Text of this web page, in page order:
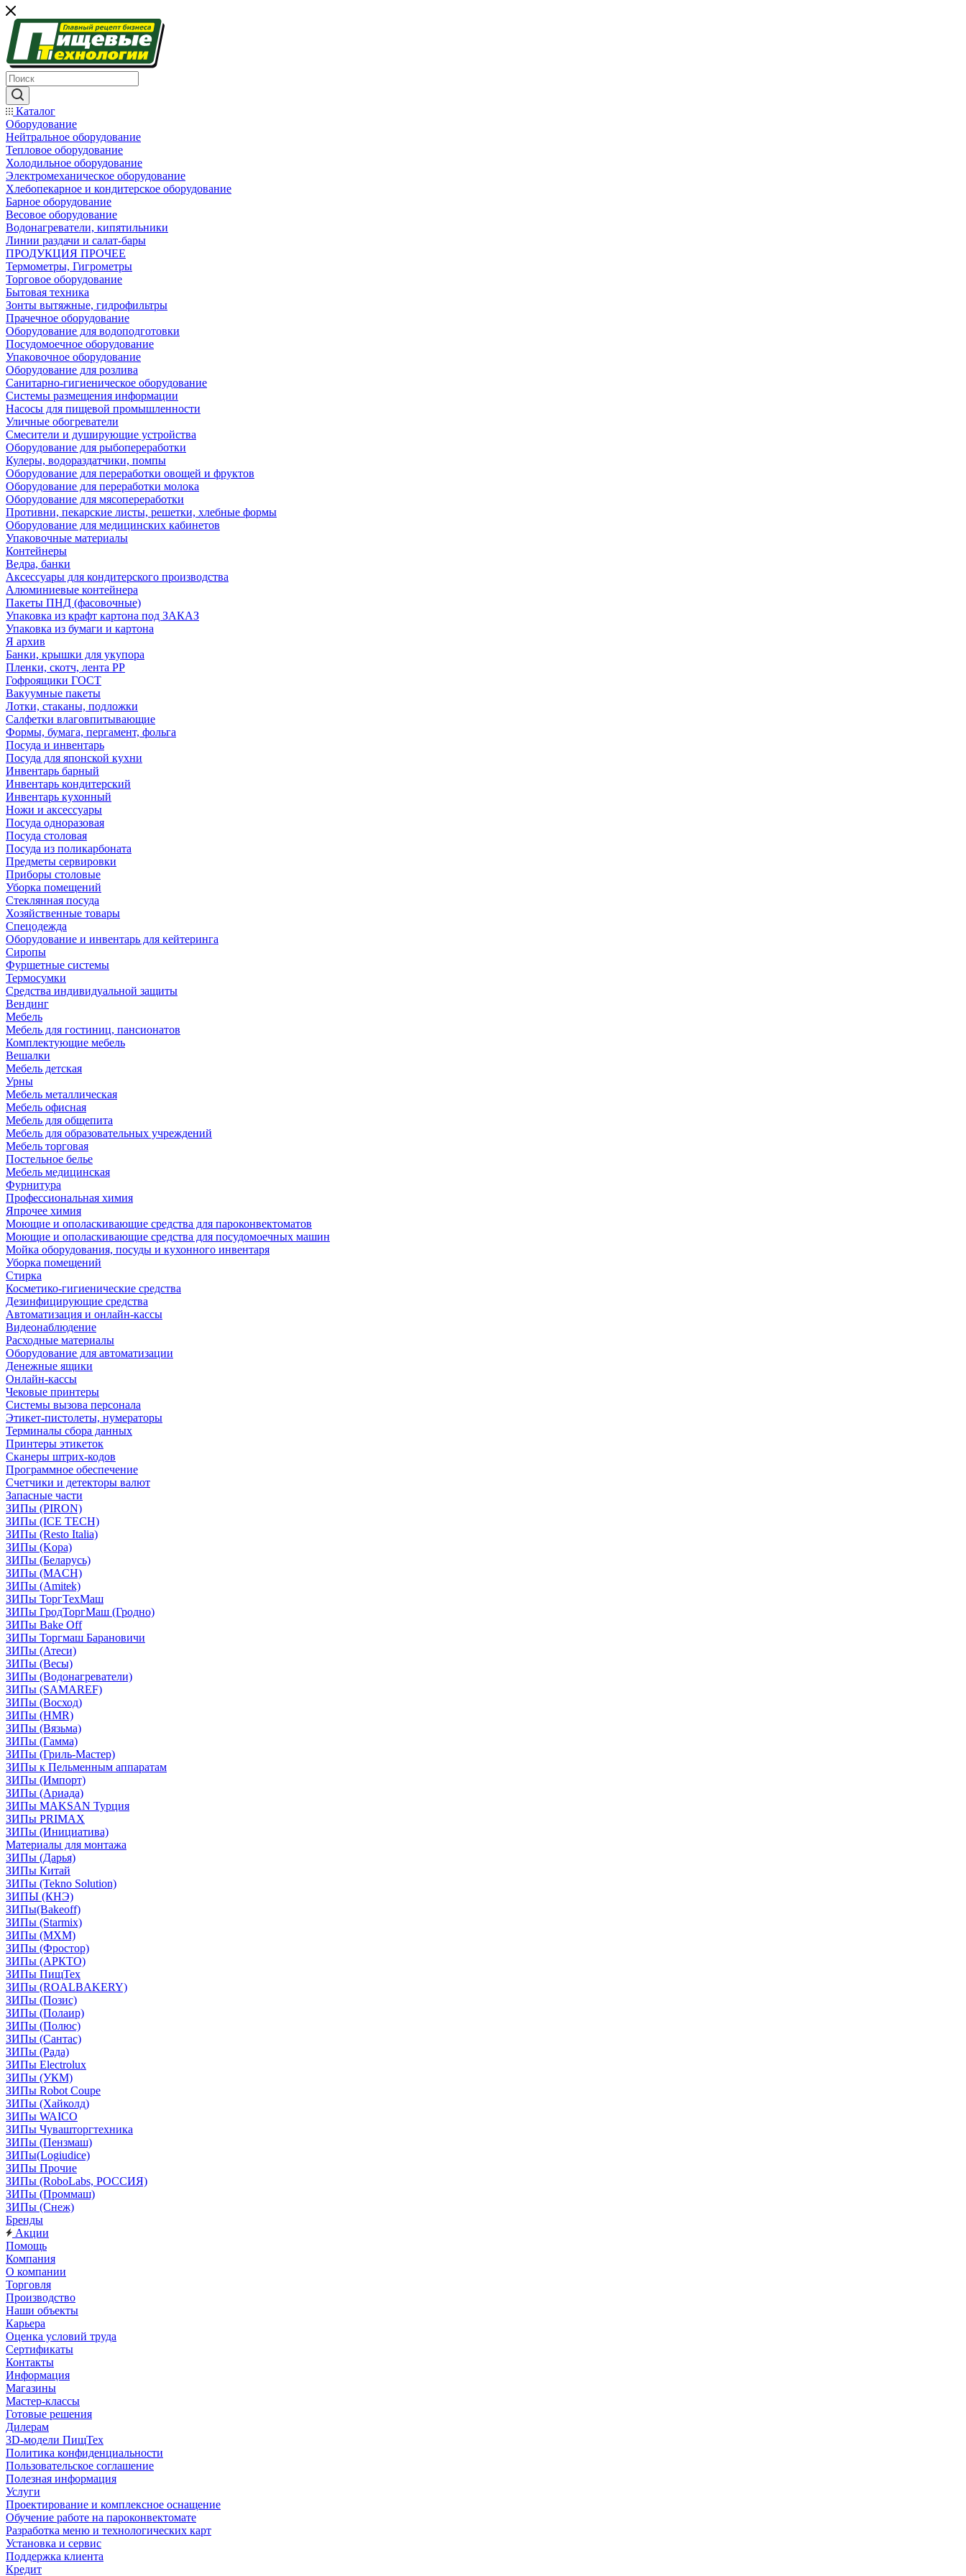
Каталог
Оборудование
Нейтральное оборудование
Тепловое оборудование
Холодильное оборудование
Электромеханическое оборудование
Хлебопекарное и кондитерское оборудование
Барное оборудование
Весовое оборудование
Водонагреватели, кипятильники
Линии раздачи и салат-бары
ПРОДУКЦИЯ ПРОЧЕЕ
Термометры, Гигрометры
Торговое оборудование
Бытовая техника
Зонты вытяжные, гидрофильтры
Прачечное оборудование
Оборудование для водоподготовки
Посудомоечное оборудование
Упаковочное оборудование
Оборудование для розлива
Санитарно-гигиеническое оборудование
Системы размещения информации
Насосы для пищевой промышленности
Уличные обогреватели
Смесители и душирующие устройства
Оборудование для рыбопереработки
Кулеры, водораздатчики, помпы
Оборудование для переработки овощей и фруктов
Оборудование для переработки молока
Оборудование для мясопереработки
Противни, пекарские листы, решетки, хлебные формы
Оборудование для медицинских кабинетов
Упаковочные материалы
Контейнеры
Ведра, банки
Аксессуары для кондитерского производства
Алюминиевые контейнера
Пакеты ПНД (фасовочные)
Упаковка из крафт картона под ЗАКАЗ
Упаковка из бумаги и картона
Я архив
Банки, крышки для укупора
Пленки, скотч, лента РР
Гофроящики ГОСТ
Вакуумные пакеты
Лотки, стаканы, подложки
Салфетки влаговпитывающие
Формы, бумага, пергамент, фольга
Посуда и инвентарь
Посуда для японской кухни
Инвентарь барный
Инвентарь кондитерский
Инвентарь кухонный
Ножи и аксессуары
Посуда одноразовая
Посуда столовая
Посуда из поликарбоната
Предметы сервировки
Приборы столовые
Уборка помещений
Стеклянная посуда
Хозяйственные товары
Спецодежда
Оборудование и инвентарь для кейтеринга
Сиропы
Фуршетные системы
Термосумки
Средства индивидуальной защиты
Вендинг
Мебель
Мебель для гостиниц, пансионатов
Комплектующие мебель
Вешалки
Мебель детская
Урны
Мебель металлическая
Мебель офисная
Мебель для общепита
Мебель для образовательных учреждений
Мебель торговая
Постельное белье
Мебель медицинская
Фурнитура
Профессиональная химия
Япрочее химия
Моющие и ополаскивающие средства для пароконвектоматов
Моющие и ополаскивающие средства для посудомоечных машин
Мойка оборудования, посуды и кухонного инвентаря
Уборка помещений
Стирка
Косметико-гигиенические средства
Дезинфицирующие средства
Автоматизация и онлайн-кассы
Видеонаблюдение
Расходные материалы
Оборудование для автоматизации
Денежные ящики
Онлайн-кассы
Чековые принтеры
Системы вызова персонала
Этикет-пистолеты, нумераторы
Терминалы сбора данных
Принтеры этикеток
Сканеры штрих-кодов
Программное обеспечение
Счетчики и детекторы валют
Запасные части
ЗИПы (PIRON)
ЗИПы (ICE TECH)
ЗИПы (Resto Italia)
ЗИПы (Kopa)
ЗИПы (Беларусь)
ЗИПы (MACH)
ЗИПы (Amitek)
ЗИПы ТоргТехМаш
ЗИПы ГродТоргМаш (Гродно)
ЗИПы Bake Off
ЗИПы Торгмаш Барановичи
ЗИПы (Атеси)
ЗИПы (Весы)
ЗИПы (Водонагреватели)
ЗИПы (SAMAREF)
ЗИПы (Восход)
ЗИПы (HMR)
ЗИПы (Вязьма)
ЗИПы (Гамма)
ЗИПы (Гриль-Мастер)
ЗИПы к Пельменным аппаратам
ЗИПы (Импорт)
ЗИПы (Ариада)
ЗИПы MAKSAN Турция
ЗИПы PRIMAX
ЗИПы (Инициатива)
Материалы для монтажа
ЗИПы (Дарья)
ЗИПы Китай
ЗИПы (Tekno Solution)
ЗИПЫ (КНЭ)
ЗИПы(Bakeoff)
ЗИПы (Starmix)
ЗИПы (МХМ)
ЗИПы (Фростор)
ЗИПы (АРКТО)
ЗИПы ПищТех
ЗИПы (ROALBAKERY)
ЗИПы (Позис)
ЗИПы (Полаир)
ЗИПы (Полюс)
ЗИПы (Сантас)
ЗИПы (Рада)
ЗИПы Electrolux
ЗИПы (УКМ)
ЗИПы Robot Coupe
ЗИПы (Хайколд)
ЗИПы WAICO
ЗИПы Чувашторгтехника
ЗИПы (Пензмаш)
ЗИПы(Logiudice)
ЗИПы Прочие
ЗИПы (RoboLabs, РОССИЯ)
ЗИПы (Проммаш)
ЗИПы (Снеж)
Бренды
Акции
Помощь
Компания
О компании
Торговля
Производство
Наши объекты
Карьера
Оценка условий труда
Сертификаты
Контакты
Информация
Магазины
Мастер-классы
Готовые решения
Дилерам
3D-модели ПищТех
Политика конфиденциальности
Пользовательское соглашение
Полезная информация
Услуги
Проектирование и комплексное оснащение
Обучение работе на пароконвектомате
Разработка меню и технологических карт
Установка и сервис
Поддержка клиента
Кредит